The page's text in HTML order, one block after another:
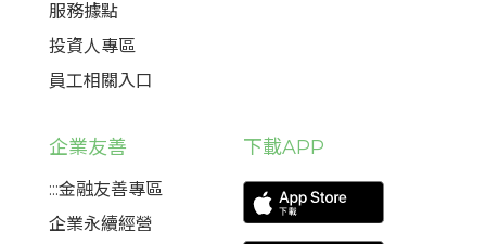
服務據點
投資人專區
員工相關入口
企業友善
:::金融友善專區
企業永續經營
下載APP